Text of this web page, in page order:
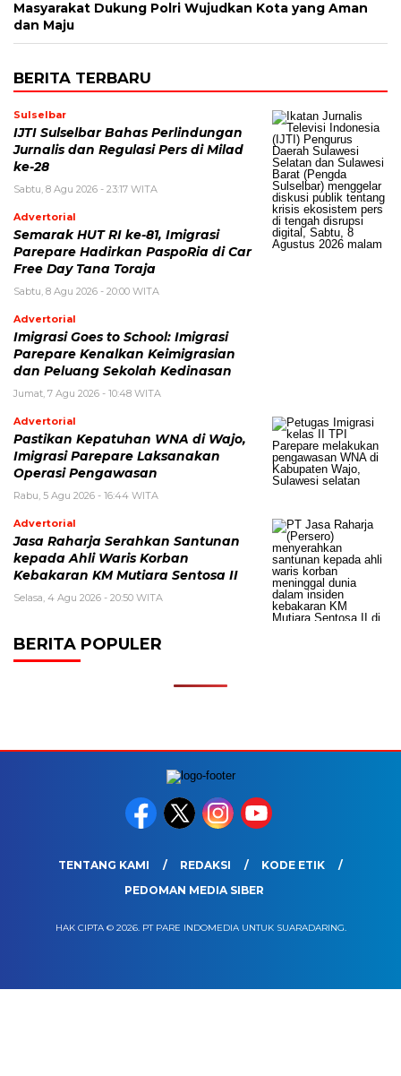
Masyarakat Dukung Polri Wujudkan Kota yang Aman
dan Maju
BERITA TERBARU
Sulselbar
IJTI Sulselbar Bahas Perlindungan
Jurnalis dan Regulasi Pers di Milad
ke-28
Sabtu, 8 Agu 2026 - 23:17 WITA
Advertorial
Semarak HUT RI ke-81, Imigrasi
Parepare Hadirkan PaspoRia di Car
Free Day Tana Toraja
Sabtu, 8 Agu 2026 - 20:00 WITA
Advertorial
Imigrasi Goes to School: Imigrasi
Parepare Kenalkan Keimigrasian
dan Peluang Sekolah Kedinasan
Jumat, 7 Agu 2026 - 10:48 WITA
Advertorial
Pastikan Kepatuhan WNA di Wajo,
Imigrasi Parepare Laksanakan
Operasi Pengawasan
Rabu, 5 Agu 2026 - 16:44 WITA
Advertorial
Jasa Raharja Serahkan Santunan
kepada Ahli Waris Korban
Kebakaran KM Mutiara Sentosa II
Selasa, 4 Agu 2026 - 20:50 WITA
BERITA POPULER
TENTANG KAMI REDAKSI
KODE ETIK
PEDOMAN MEDIA SIBER
HAK CIPTA © 2026. PT PARE INDOMEDIA UNTUK SUARADARING.